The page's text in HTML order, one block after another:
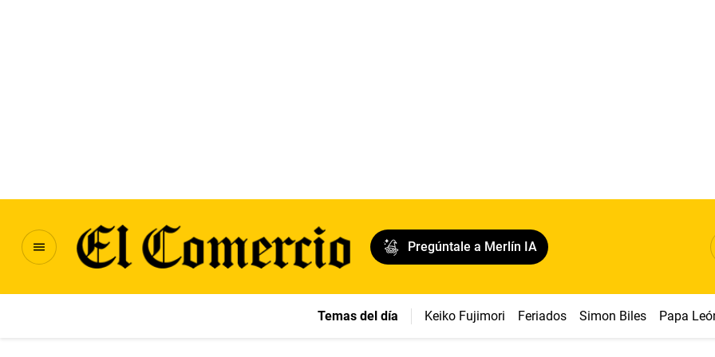
Pregúntale a Merlín IA
Temas del día Keiko Fujimori Feriados Simon Biles Papa